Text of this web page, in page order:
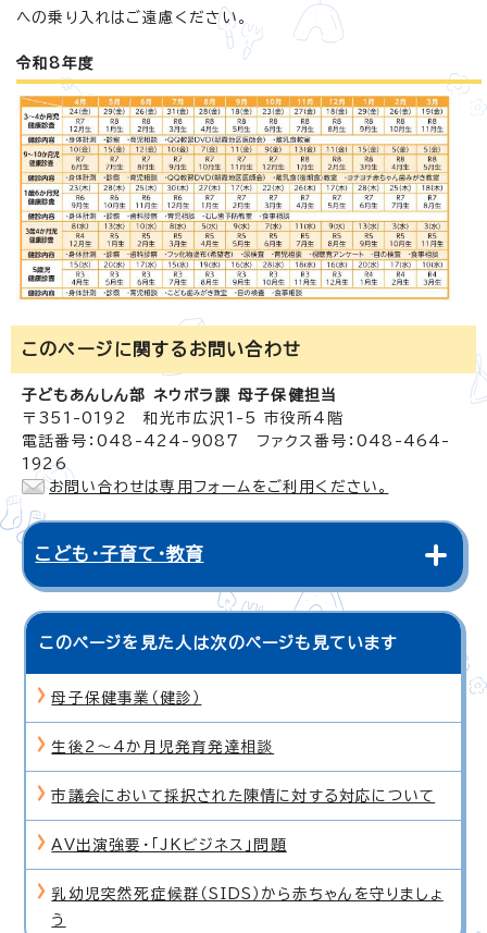
への乗り入れはご遠慮ください。
令和8年度
このページに関する お問い合わせ
子どもあんしん部 ネウボラ課 母子保健担当
〒351-0192 和光市広沢1-5 市役所4階
電話番号：048-424-9087 ファクス番号：048-464-
1926
お問い合わせは専用フォームをご利用ください。
こども・子育て・教育
このページを見た人は次のページも見ています
母子保健事業（健診）
生後2〜4か月児発育発達相談
市議会において採択された陳情に対する対応について
AV出演強要・「JKビジネス」問題
乳幼児突然死症候群（SIDS）から赤ちゃんを守りましょ
う